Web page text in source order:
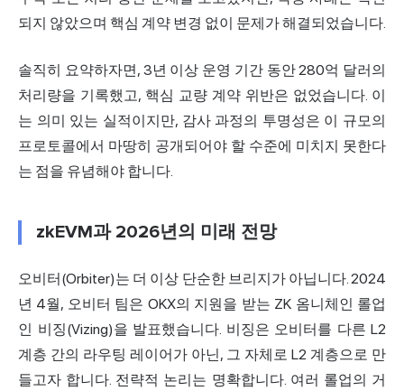
되지 않았으며 핵심 계약 변경 없이 문제가 해결되었습니다.
솔직히 요약하자면, 3년 이상 운영 기간 동안 280억 달러의
처리량을 기록했고, 핵심 교량 계약 위반은 없었습니다. 이
는 의미 있는 실적이지만, 감사 과정의 투명성은 이 규모의
프로토콜에서 마땅히 공개되어야 할 수준에 미치지 못한다
는 점을 유념해야 합니다.
zkEVM과 2026년의 미래 전망
오비터(Orbiter)는 더 이상 단순한 브리지가 아닙니다. 2024
년 4월, 오비터 팀은 OKX의 지원을 받는 ZK 옴니체인 롤업
인 비징(Vizing)을 발표했습니다. 비징은 오비터를 다른 L2
계층 간의 라우팅 레이어가 아닌, 그 자체로 L2 계층으로 만
들고자 합니다. 전략적 논리는 명확합니다. 여러 롤업의 거